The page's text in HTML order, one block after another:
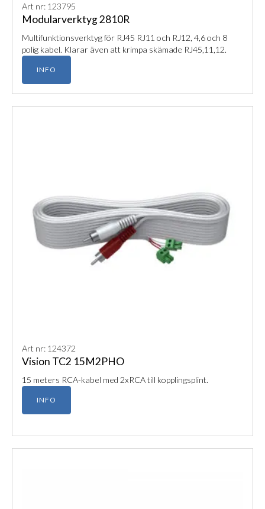
Art nr: 123795
Modularverktyg 2810R
Multifunktionsverktyg för RJ45 RJ11 och RJ12, 4,6 och 8
polig kabel. Klarar även att krimpa skämade RJ45,11,12.
INFO
Art nr: 124372
Vision TC2 15M2PHO
15 meters RCA-kabel med 2xRCA till kopplingsplint.
INFO